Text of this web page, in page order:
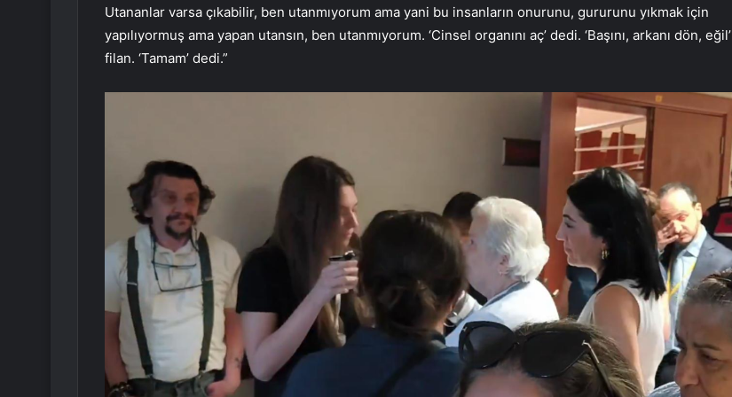
Utananlar varsa çıkabilir, ben utanmıyorum ama yani bu insanların onurunu, gururunu yıkmak için
yapılıyormuş ama yapan utansın, ben utanmıyorum. ‘Cinsel organını aç’ dedi. ‘Başını, arkanı dön, eğil’
filan. ‘Tamam’ dedi.”